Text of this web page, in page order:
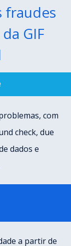
fraudes
GIF
com
check, due
dados e
a partir de